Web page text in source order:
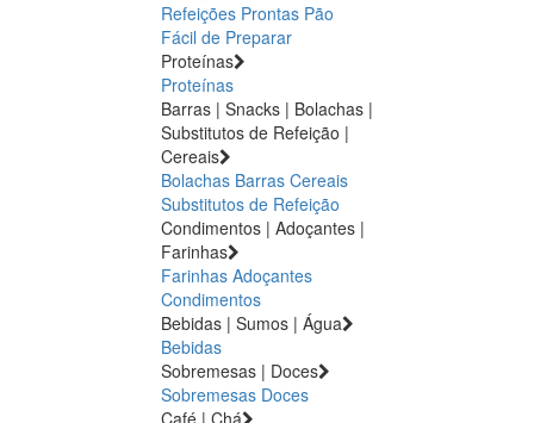
Refeições Prontas Pão
Fácil de Preparar
Proteínas
Proteínas
Barras | Snacks | Bolachas |
Substitutos de Refeição |
Cereais
Bolachas Barras Cereais
Substitutos de Refeição
Condimentos | Adoçantes |
Farinhas
Farinhas Adoçantes
Condimentos
Bebidas | Sumos | Água
Bebidas
Sobremesas | Doces
Sobremesas Doces
Café | Chá